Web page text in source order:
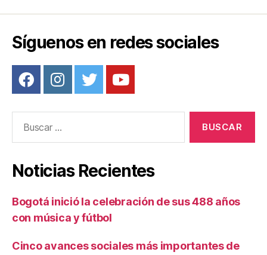
Síguenos en redes sociales
Noticias Recientes
Bogotá inició la celebración de sus 488 años
con música y fútbol
Cinco avances sociales más importantes de